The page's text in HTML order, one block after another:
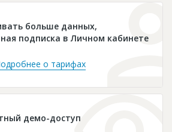
больше данных,
подписка в Личном кабинете
о тарифах
демо-доступ